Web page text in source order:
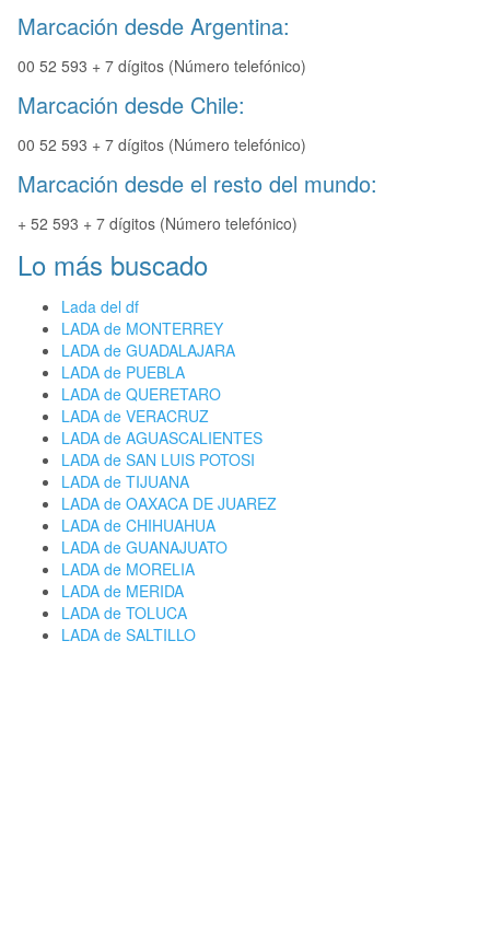
Marcación desde Argentina:
00 52 593 + 7 dígitos (Número telefónico)
Marcación desde Chile:
00 52 593 + 7 dígitos (Número telefónico)
Marcación desde el resto del mundo:
+ 52 593 + 7 dígitos (Número telefónico)
Lo más buscado
Lada del df
LADA de MONTERREY
LADA de GUADALAJARA
LADA de PUEBLA
LADA de QUERETARO
LADA de VERACRUZ
LADA de AGUASCALIENTES
LADA de SAN LUIS POTOSI
LADA de TIJUANA
LADA de OAXACA DE JUAREZ
LADA de CHIHUAHUA
LADA de GUANAJUATO
LADA de MORELIA
LADA de MERIDA
LADA de TOLUCA
LADA de SALTILLO